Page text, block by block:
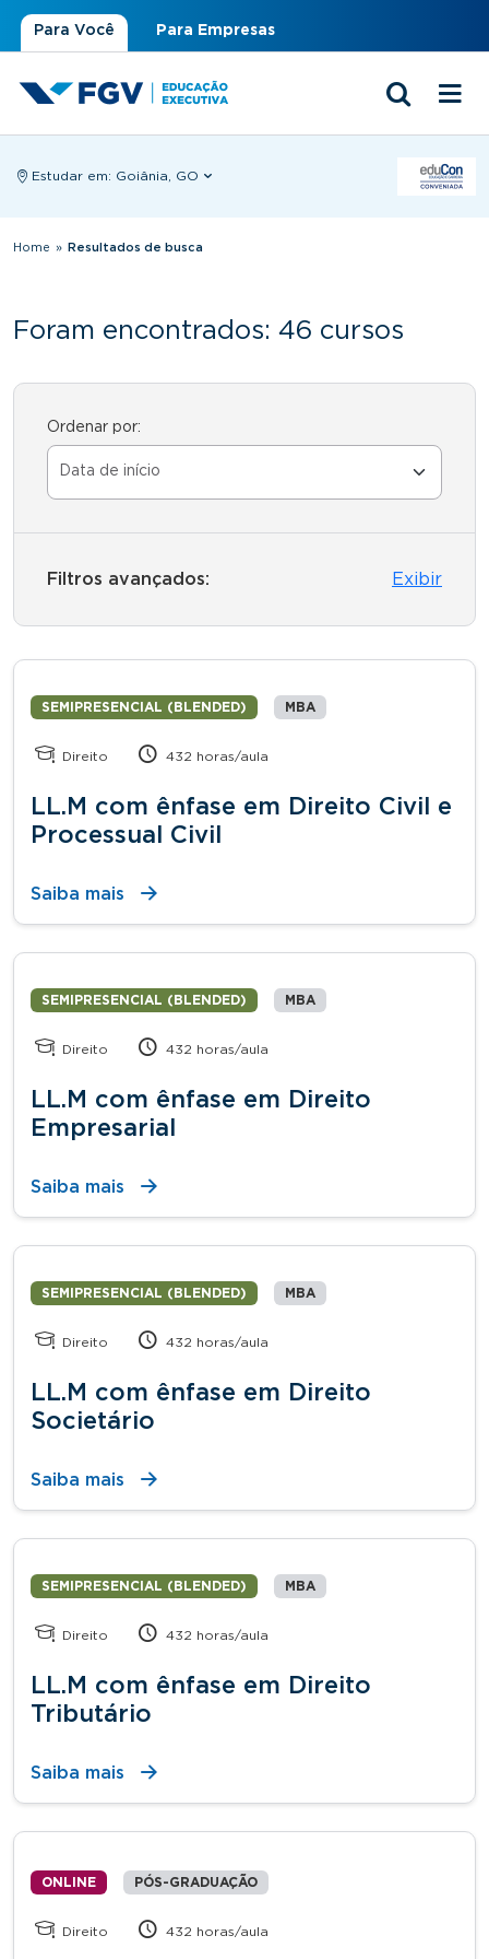
Para Você Para Empresas
Estudar em: Goiânia, GO
Você está aqui
Home » Resultados de busca
Foram encontrados: 46 cursos
Ordenar por:
Filtros avançados: Exibir
SEMIPRESENCIAL (BLENDED) MBA
Direito 432 horas/aula
LL.M com ênfase em Direito Civil e
Processual Civil
Saiba mais
SEMIPRESENCIAL (BLENDED) MBA
Direito 432 horas/aula
LL.M com ênfase em Direito
Empresarial
Saiba mais
SEMIPRESENCIAL (BLENDED) MBA
Direito 432 horas/aula
LL.M com ênfase em Direito
Societário
Saiba mais
SEMIPRESENCIAL (BLENDED) MBA
Direito 432 horas/aula
LL.M com ênfase em Direito
Tributário
Saiba mais
ONLINE PÓS-GRADUAÇÃO
Direito 432 horas/aula